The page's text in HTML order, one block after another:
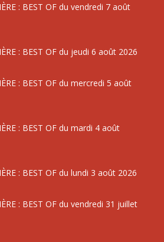
: BEST OF du vendredi 7 août
: BEST OF du jeudi 6 août 2026
: BEST OF du mercredi 5 août
: BEST OF du mardi 4 août
: BEST OF du lundi 3 août 2026
: BEST OF du vendredi 31 juillet